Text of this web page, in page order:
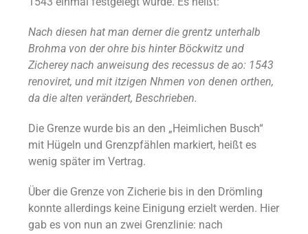
Nach diesen hat man derner die grentz unterhalb
Brohma von der ohre bis hinter Böckwitz und
Zicherey nach anweisung des recessus de ao: 1543
renoviret, und mit itzigen Nhmen von denen orthen,
da die alten verändert, Beschrieben.
Die Grenze wurde bis an den „Heimlichen Busch“
mit Hügeln und Grenzpfählen markiert, heißt es
wenig später im Vertrag.
Über die Grenze von Zicherie bis in den Drömling
konnte allerdings keine Einigung erzielt werden. Hier
gab es von nun an zwei Grenzlinie: nach